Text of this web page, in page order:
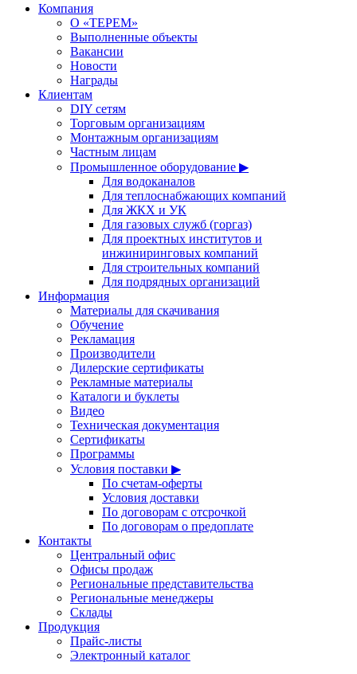
Компания
О «ТЕРЕМ»
Выполненные объекты
Вакансии
Новости
Награды
Клиентам
DIY сетям
Торговым организациям
Монтажным организациям
Частным лицам
Промышленное оборудование ▶
Для водоканалов
Для теплоснабжающих компаний
Для ЖКХ и УК
Для газовых служб (горгаз)
Для проектных институтов и
инжиниринговых компаний
Для строительных компаний
Для подрядных организаций
Информация
Материалы для скачивания
Обучение
Рекламация
Производители
Дилерские сертификаты
Рекламные материалы
Каталоги и буклеты
Видео
Техническая документация
Сертификаты
Программы
Условия поставки ▶
По счетам-оферты
Условия доставки
По договорам с отсрочкой
По договорам о предоплате
Контакты
Центральный офис
Офисы продаж
Региональные представительства
Региональные менеджеры
Склады
Продукция
Прайс-листы
Электронный каталог